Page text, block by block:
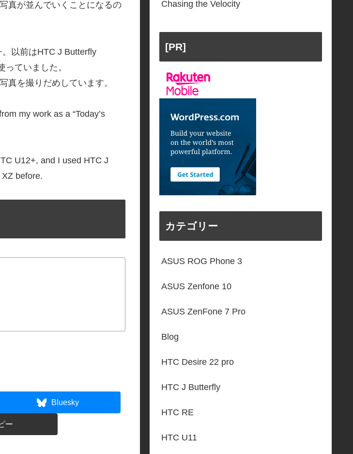
真が並んでいくことになるの
以前はHTC J Butterfly
ていました。
真を撮りだめしています。
my work as a “Today’s
U12+, and I used HTC J
before.
Bluesky
ー
Chasing the Velocity
[PR]
カテゴリー
ASUS ROG Phone 3
ASUS Zenfone 10
ASUS ZenFone 7 Pro
Blog
HTC Desire 22 pro
HTC J Butterfly
HTC RE
HTC U11